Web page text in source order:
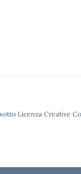
Licenza Creative